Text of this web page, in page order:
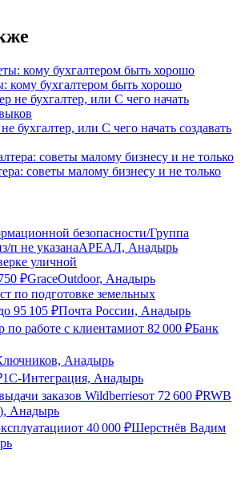
кому бухгалтером быть хорошо
бухгалтер, или С чего начать создавать
советы малому бизнесу и не только
безопасности/Группа
з/п не указанаАРЕАЛ, Анадырь
уличной
₽GraceOutdoor, Анадырь
по подготовке земельных
95 105 ₽Почта России, Анадырь
работе с клиентамиот 82 000 ₽Банк
Анадырь
1С-Интеграция, Анадырь
заказов Wildberriesот 72 600 ₽RWB
Анадырь
от 40 000 ₽Шерстнёв Вадим